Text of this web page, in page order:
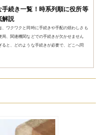
手続き一覧！時系列順に役所等
解説
、ワクワクと同時に手続きや手配の煩わしさも
、関連機関などでの手続きが欠かせません
ると、どのような手続きが必要で、どこへ問